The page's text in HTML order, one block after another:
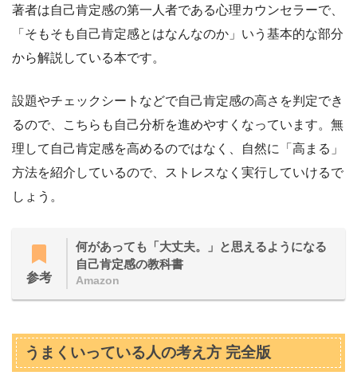
著者は自己肯定感の第一人者である心理カウンセラーで、
「そもそも自己肯定感とはなんなのか」いう基本的な部分
から解説している本です。
設題やチェックシートなどで自己肯定感の高さを判定でき
るので、こちらも自己分析を進めやすくなっています。無
理して自己肯定感を高めるのではなく、自然に「高まる」
方法を紹介しているので、ストレスなく実行していけるで
しょう。
参考
何があっても「大丈夫。」と思えるようになる
自己肯定感の教科書
Amazon
うまくいっている人の考え方 完全版